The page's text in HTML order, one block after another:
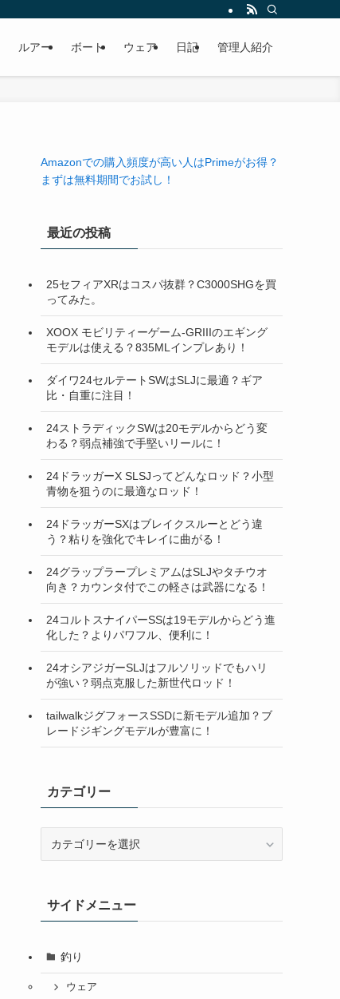
ルアー ボート ウェア 日記 管理人紹介
Amazonでの購入頻度が高い人はPrimeがお得？
まずは無料期間でお試し！
最近の投稿
25セフィアXRはコスパ抜群？C3000SHGを買
ってみた。
XOOX モビリティーゲーム-GRIIIのエギング
モデルは使える？835MLインプレあり！
ダイワ24セルテートSWはSLJに最適？ギア
比・自重に注目！
24ストラディックSWは20モデルからどう変
わる？弱点補強で手堅いリールに！
24ドラッガーX SLSJってどんなロッド？小型
青物を狙うのに最適なロッド！
24ドラッガーSXはブレイクスルーとどう違
う？粘りを強化でキレイに曲がる！
24グラップラープレミアムはSLJやタチウオ
向き？カウンタ付でこの軽さは武器になる！
24コルトスナイパーSSは19モデルからどう進
化した？よりパワフル、便利に！
24オシアジガーSLJはフルソリッドでもハリ
が強い？弱点克服した新世代ロッド！
tailwalkジグフォースSSDに新モデル追加？ブ
レードジギングモデルが豊富に！
カテゴリー
ーサイドメニュー
釣り
ウェア